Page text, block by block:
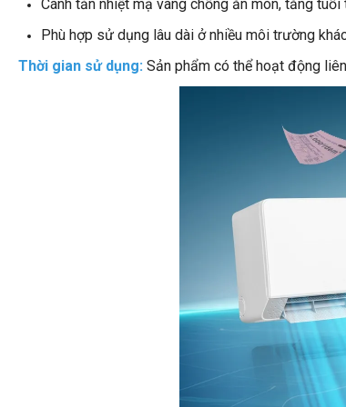
Cánh tản nhiệt mạ vàng chống ăn mòn, tăng tuổi
Phù hợp sử dụng lâu dài ở nhiều môi trường
Thời gian sử dụng: Sản phẩm có thể hoạt động